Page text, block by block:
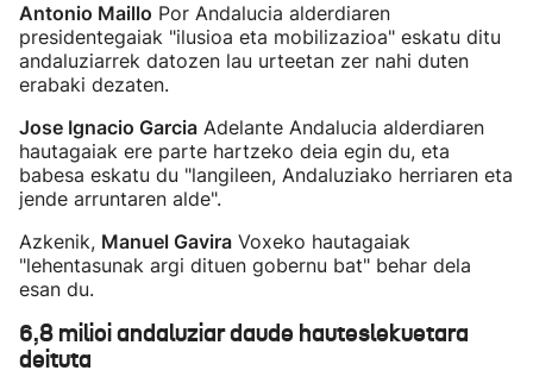
Antonio Maillo Por Andalucia alderdiaren
presidentegaiak "ilusioa eta mobilizazioa" eskatu ditu
andaluziarrek datozen lau urteetan zer nahi duten
erabaki dezaten.
Jose Ignacio Garcia Adelante Andalucia alderdiaren
hautagaiak ere parte hartzeko deia egin du, eta
babesa eskatu du "langileen, Andaluziako herriaren eta
jende arruntaren alde".
Azkenik, Manuel Gavira Voxeko hautagaiak
"lehentasunak argi dituen gobernu bat" behar dela
esan du.
6,8 milioi andaluziar daude hauteslekuetara
deituta